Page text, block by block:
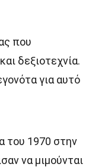
που
δεξιοτεχνία.
για αυτό
του 1970 στην
να μιμούνται